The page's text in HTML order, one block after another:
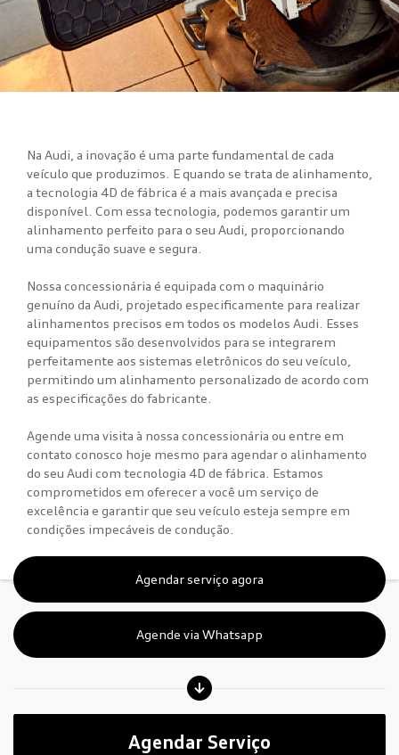
Na Audi, a inovação é uma parte fundamental de cada
veículo que produzimos. E quando se trata de alinhamento,
a tecnologia 4D de fábrica é a mais avançada e precisa
disponível. Com essa tecnologia, podemos garantir um
alinhamento perfeito para o seu Audi, proporcionando
uma condução suave e segura.
Nossa concessionária é equipada com o maquinário
genuíno da Audi, projetado especificamente para realizar
alinhamentos precisos em todos os modelos Audi. Esses
equipamentos são desenvolvidos para se integrarem
perfeitamente aos sistemas eletrônicos do seu veículo,
permitindo um alinhamento personalizado de acordo com
as especificações do fabricante.
Agende uma visita à nossa concessionária ou entre em
contato conosco hoje mesmo para agendar o alinhamento
do seu Audi com tecnologia 4D de fábrica. Estamos
comprometidos em oferecer a você um serviço de
excelência e garantir que seu veículo esteja sempre em
condições impecáveis de condução.
Agendar serviço agora
Agende via Whatsapp
Agendar Serviço